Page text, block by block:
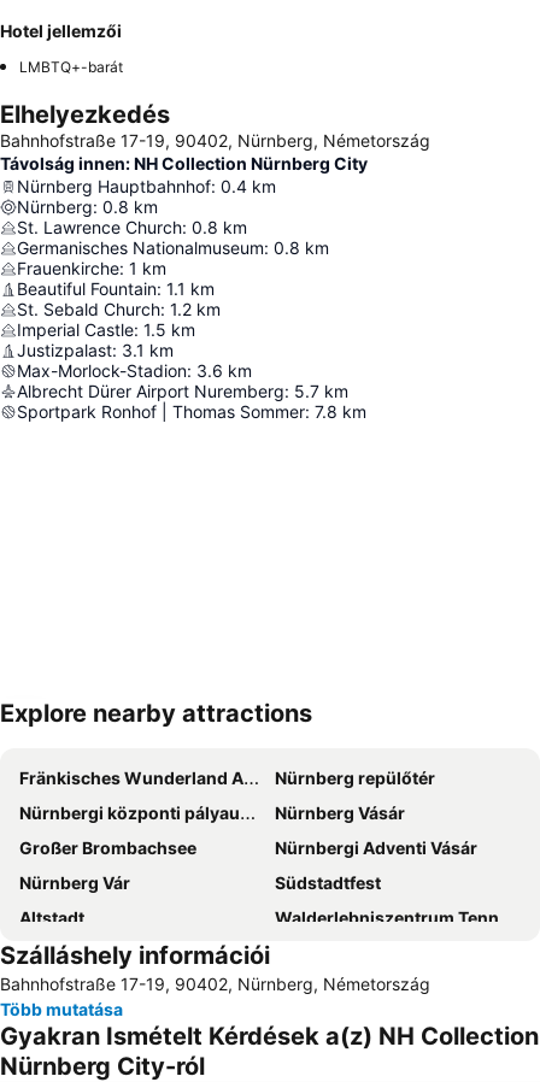
Hotel jellemzői
LMBTQ+-barát
Elhelyezkedés
Bahnhofstraße 17-19, 90402, Nürnberg, Németország
Távolság innen: NH Collection Nürnberg City
Nürnberg Hauptbahnhof: 0.4 km
Nürnberg: 0.8 km
St. Lawrence Church: 0.8 km
Germanisches Nationalmuseum: 0.8 km
Frauenkirche: 1 km
Beautiful Fountain: 1.1 km
St. Sebald Church: 1.2 km
Imperial Castle: 1.5 km
Justizpalast: 3.1 km
Max-Morlock-Stadion: 3.6 km
Albrecht Dürer Airport Nuremberg: 5.7 km
Sportpark Ronhof | Thomas Sommer: 7.8 km
Nagy méretű térkép
Explore nearby attractions
Fränkisches Wunderland Amusement Park
Nürnberg repülőtér
Nürnbergi központi pályaudvar
Nürnberg Vásár
Großer Brombachsee
Nürnbergi Adventi Vásár
Nürnberg Vár
Südstadtfest
Altstadt
Walderlebniszentrum Tennenlohe
Teufelshöhle
Nürnberg Állatkert
Szálláshely információi
Bahnhofstraße 17-19, 90402, Nürnberg, Németország
Több mutatása
Gyakran Ismételt Kérdések a(z) NH Collection
Nürnberg City-ról